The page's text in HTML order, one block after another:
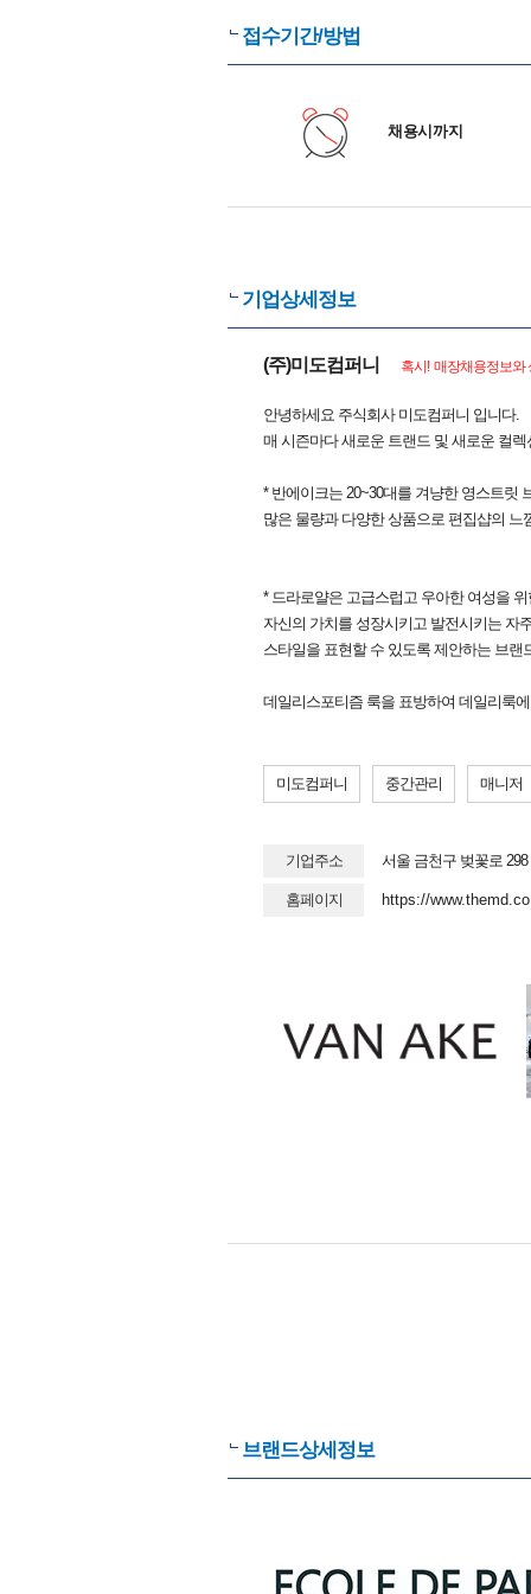
접수기간/방법
채용시까지
기업상세정보
(주)미도컴퍼니 혹시! 매장채용정보와
안녕하세요 주식회사 미도컴퍼니 입니다.
매 시즌마다 새로운 트랜드 및 새로운 컬
* 반에이크는 20~30대를 겨냥한 영스트릿
많은 물량과 다양한 상품으로 편집샵의 느
* 드라로얄은 고급스럽고 우아한 여성을
자신의 가치를 성장시키고 발전시키는 자
스타일을 표현할 수 있도록 제안하는 브랜
데일리스포티즘 룩을 표방하여 데일리룩
미도컴퍼니 중간관리 매니저
기업주소 서울 금천구 벚꽃로
홈페이지 https://
브랜드상세정보